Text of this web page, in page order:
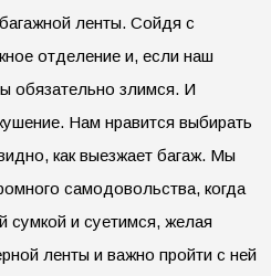
ленты. Сойдя с
отделение и, если наш
обязательно злимся. И
Нам нравится выбирать
как выезжает багаж. Мы
самодовольства, когда
сумкой и суетимся, желая
ленты и важно пройти с ней